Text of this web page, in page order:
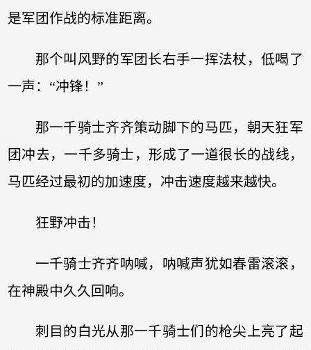
是军团作战的标准距离。
那个叫风野的军团长右手一挥法杖，低喝了
一声：“冲锋！”
那一千骑士齐齐策动脚下的马匹，朝天狂军
团冲去，一千多骑士，形成了一道很长的战线，
马匹经过最初的加速度，冲击速度越来越快。
狂野冲击！
一千骑士齐齐呐喊，呐喊声犹如春雷滚滚，
在神殿中久久回响。
刺目的白光从那一千骑士们的枪尖上亮了起